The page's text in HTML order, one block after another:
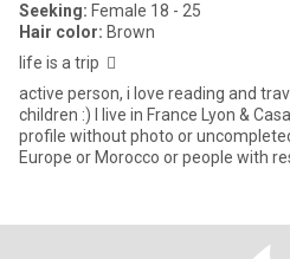
Seeking: Female 18 - 25
Hair color: Brown
life is a trip 
active person, i love reading and
children :) I live in France Lyon &
profile without photo or
Europe or Morocco or people with